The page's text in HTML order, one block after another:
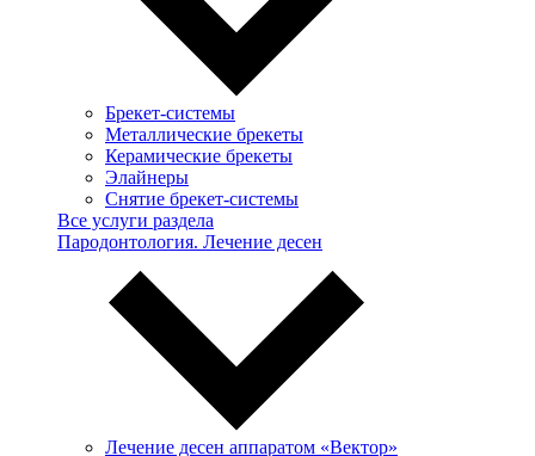
Брекет-системы
Металлические брекеты
Керамические брекеты
Элайнеры
Снятие брекет-системы
Все услуги раздела
Пародонтология. Лечение десен
Лечение десен аппаратом «Вектор»